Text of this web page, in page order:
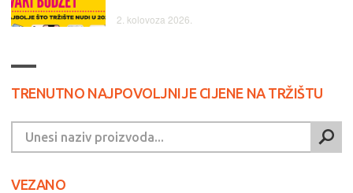
2. kolovoza 2026.
TRENUTNO NAJPOVOLJNIJE CIJENE NA TRŽIŠTU
VEZANO